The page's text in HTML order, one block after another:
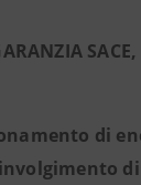
SACE,
di